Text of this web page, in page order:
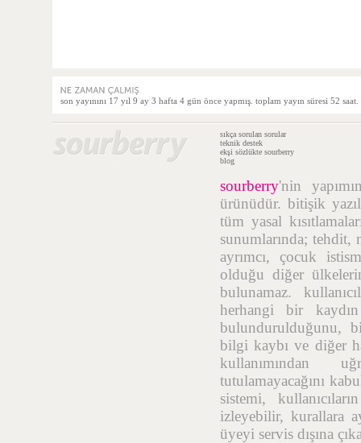
son yayınını 17 yıl 9 ay 3 hafta 4 gün önce yapmış. toplam yayın süresi 52 saat.
sıkça sorulan sorular
teknik destek
ekşi sözlükte sourberry
blog
sourberry'nin
ürünüdür. bitişik
tüm yasal
sunumlarında; tehdit,
ayrımcı, çocuk
olduğu diğer ülkelerin
bulunamaz.
herhangi bir
bulundurulduğunu,
bilgi kaybı ve diğer
kullanımından
tutulamayacağını
sistemi,
izleyebilir, kurallara
üyeyi servis dışına